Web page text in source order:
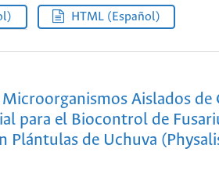
HTML (Español)
Aislados de
para el Biocontrol de
Plántulas de Uchuva